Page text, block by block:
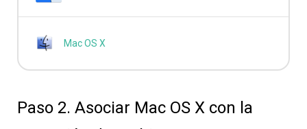
Mac OS X
Paso 2. Asociar Mac OS X con la